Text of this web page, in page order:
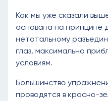
Как мы уже сказали
основана на принципе
нетотальному
глаз, максимально
условиям.
Большинство
проводятся в красно-